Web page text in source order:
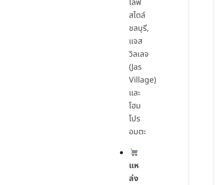
ไลฟ์
สไตล์
ชลบุรี,
แจส
วิลเลจ
(Jas
Village)
และ
โฮม
โปร
อมตะ
แห
ล่ง